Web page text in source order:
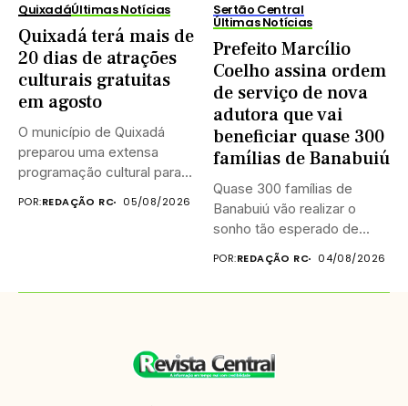
QuixadáÚltimas Notícias
Quixadá terá mais de
20 dias de atrações
culturais gratuitas
em agosto
O município de Quixadá
preparou uma extensa
programação cultural para
celebrar o...
POR:REDAÇÃO RC 05/08/2026
Sertão Central
Últimas Notícias
Prefeito Marcílio
Coelho assina ordem
de serviço de nova
adutora que vai
beneficiar quase 300
famílias de Banabuiú
Quase 300 famílias de
Banabuiú vão realizar o
sonho tão esperado de...
POR:REDAÇÃO RC 04/08/2026